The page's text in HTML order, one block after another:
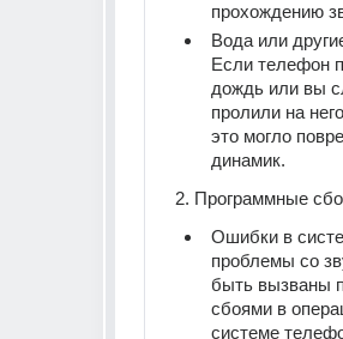
прохождению
Вода или
Если телефон
дождь или вы
пролили на
это могло
динамик.
2. Программные
Ошибки в
проблемы со
быть вызваны
сбоями в
системе